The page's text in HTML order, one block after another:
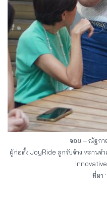
จอย – ณัฐกา
ผู้ก่อตั้ง JoyRide ลูกรับจ้าง หลานจ
ที่มา